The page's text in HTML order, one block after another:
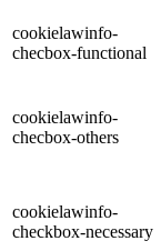
cookielawinfo-
checbox-functional
cookielawinfo-
checbox-others
cookielawinfo-
checkbox-necessary